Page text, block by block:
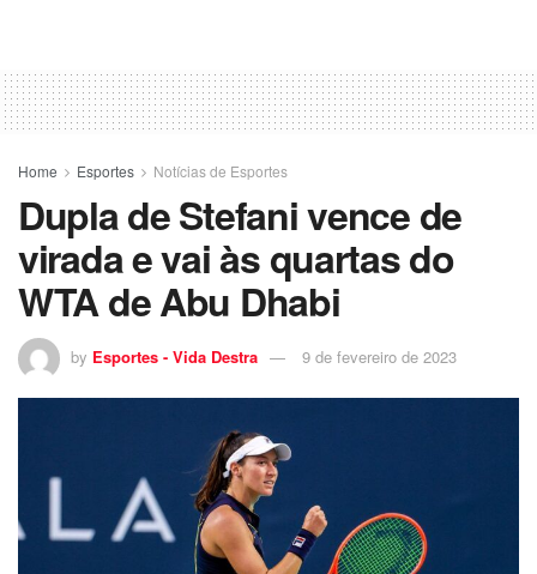
Home Esportes Notícias de Esportes
Dupla de Stefani vence de
virada e vai às quartas do
WTA de Abu Dhabi
by Esportes - Vida Destra 9 de fevereiro de 2023